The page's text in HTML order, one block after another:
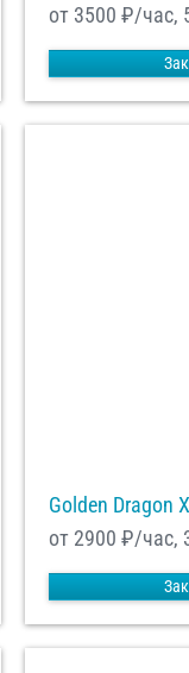
от 3500 ₽/час,
Golden Dragon
от 2900 ₽/час,